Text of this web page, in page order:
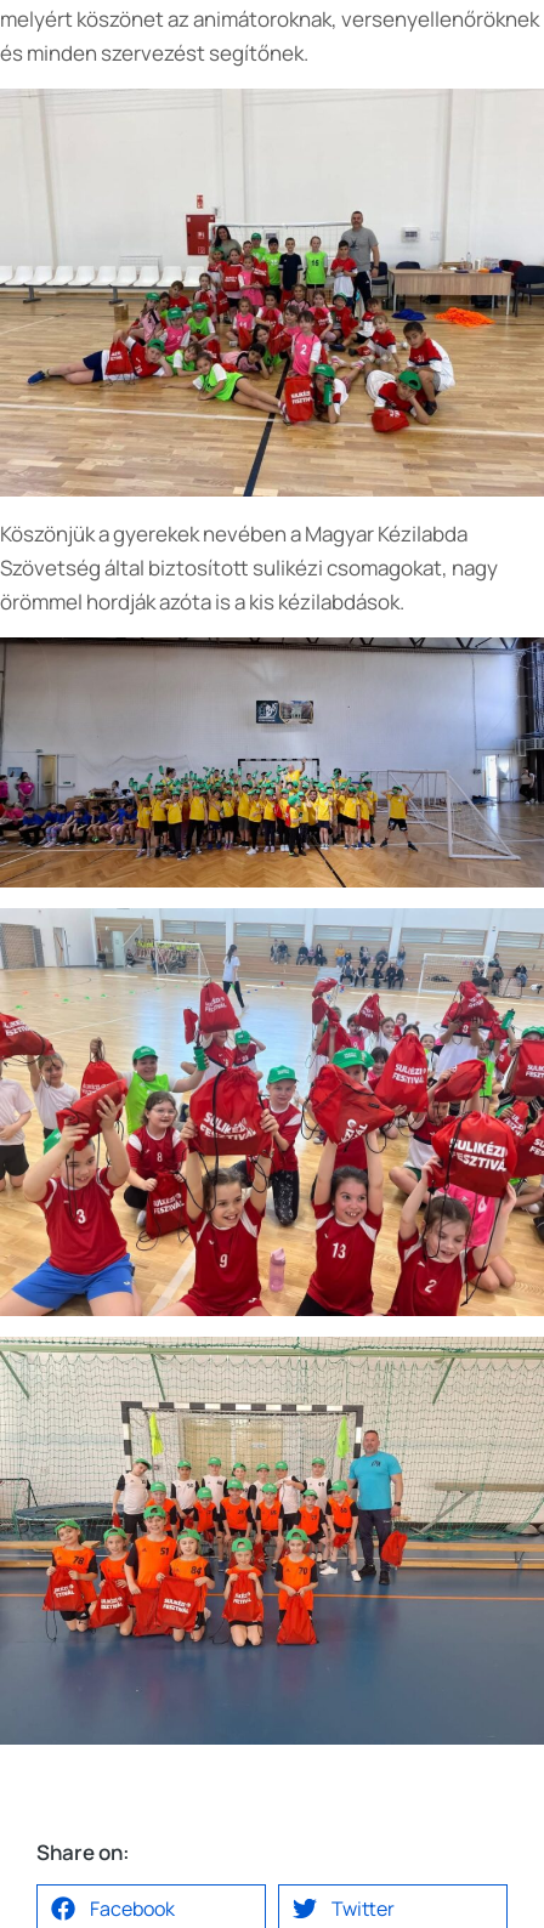
melyért köszönet az animátoroknak, versenyellenőröknek
és minden szervezést segítőnek.
Köszönjük a gyerekek nevében a Magyar Kézilabda
Szövetség által biztosított sulikézi csomagokat, nagy
örömmel hordják azóta is a kis kézilabdások.
Share on:
Facebook Twitter